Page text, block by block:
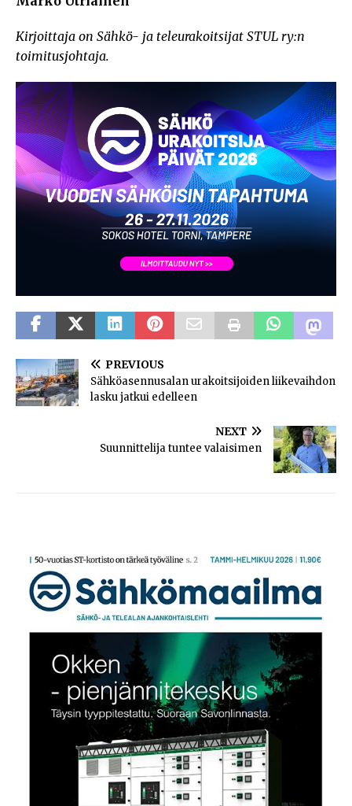
Kirjoittaja on Sähkö- ja teleurakoitsijat STUL ry:n
toimitusjohtaja.
PREVIOUS
Sähköasennusalan urakoitsijoiden liikevaihdon
lasku jatkui edelleen
NEXT
Suunnittelija tuntee valaisimen